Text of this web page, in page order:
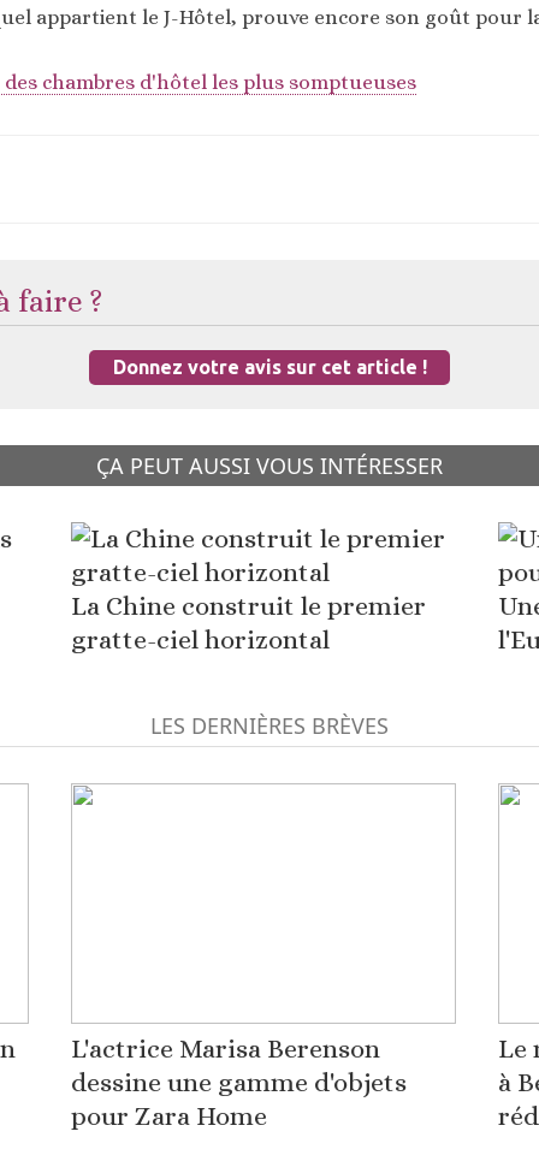
appartient le J-Hôtel, prouve encore son goût pour
chambres d'hôtel les plus somptueuses
faire ?
Donnez votre avis sur cet article !
ÇA PEUT AUSSI VOUS INTÉRESSER
La Chine construit le premier
gratte-ciel horizontal
LES DERNIÈRES BRÈVES
L'actrice Marisa Berenson
dessine une gamme d'objets
pour Zara Home
Le
à